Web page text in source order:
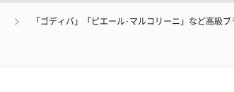
「ゴディバ」「ピエール･マルコリーニ」など高級